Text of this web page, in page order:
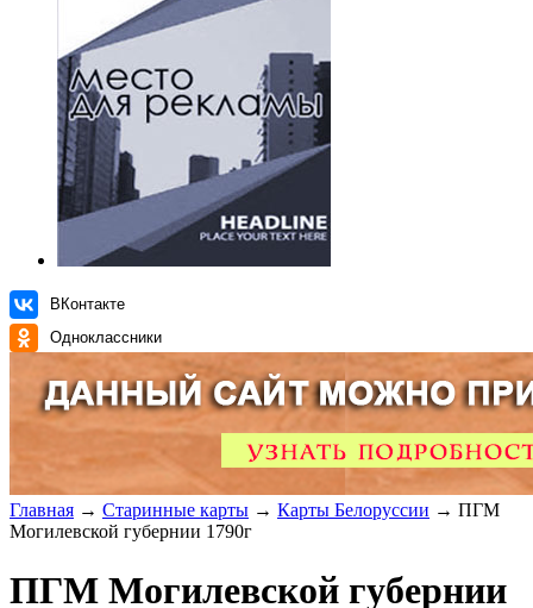
ВКонтакте
Одноклассники
Главная → Старинные карты → Карты Белоруссии → ПГМ
Могилевской губернии 1790г
ПГМ Могилевской губернии